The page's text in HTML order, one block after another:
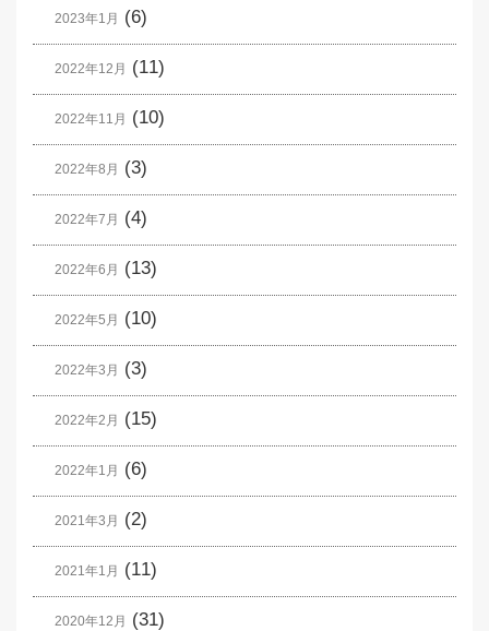
2023年1月 (6)
2022年12月 (11)
2022年11月 (10)
2022年8月 (3)
2022年7月 (4)
2022年6月 (13)
2022年5月 (10)
2022年3月 (3)
2022年2月 (15)
2022年1月 (6)
2021年3月 (2)
2021年1月 (11)
2020年12月 (31)